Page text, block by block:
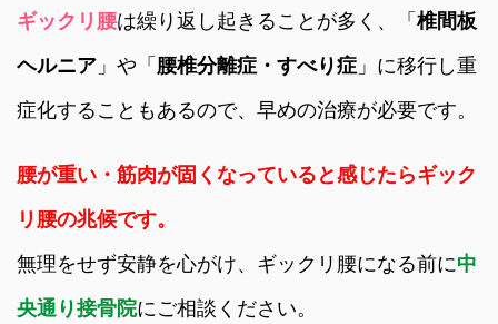
ギックリ腰は繰り返し起きることが多く、「 椎間板
ヘルニア 」や「 腰椎分離症・すべり症 」に移行し重
症化することもあるので、早めの治療が必要です。
腰が重い・筋肉が固くなっていると感じたらギック
リ腰の兆候です。
無理をせず安静を心がけ、ギックリ腰になる前に中
央通り接骨院にご相談ください。